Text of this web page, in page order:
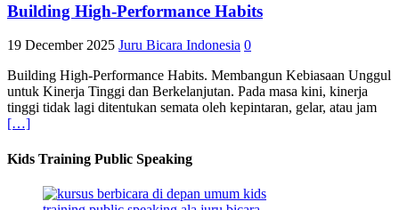
Building High-Performance Habits
19 December 2025 Juru Bicara Indonesia 0
Building High-Performance Habits. Membangun Kebiasaan Unggul
untuk Kinerja Tinggi dan Berkelanjutan. Pada masa kini, kinerja
tinggi tidak lagi ditentukan semata oleh kepintaran, gelar, atau jam
[…]
Kids Training Public Speaking